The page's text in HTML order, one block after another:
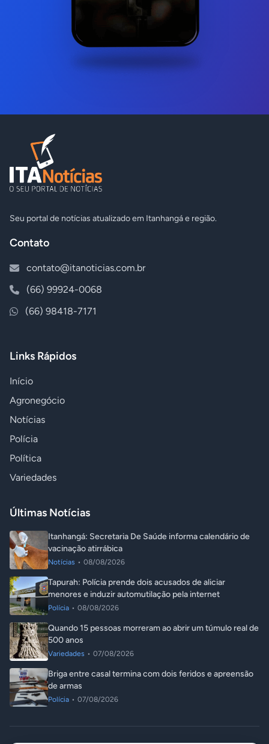
Seu portal de notícias atualizado em Itanhangá e região.
Contato
contato@itanoticias.com.br
(66) 99924-0068
(66) 98418-7171
Links Rápidos
Início
Agronegócio
Notícias
Polícia
Política
Variedades
Últimas Notícias
Itanhangá: Secretaria De Saúde informa calendário de
vacinação atirrábica
Notícias • 08/08/2026
Tapurah: Polícia prende dois acusados de aliciar
menores e induzir automutilação pela internet
Polícia • 08/08/2026
Quando 15 pessoas morreram ao abrir um túmulo real de
500 anos
Variedades • 07/08/2026
Briga entre casal termina com dois feridos e apreensão
de armas
Polícia • 07/08/2026